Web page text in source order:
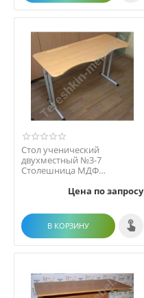
Стол ученический
двухместный №3-7
Столешница МДФ
Цена по запросу
В КОРЗИНУ